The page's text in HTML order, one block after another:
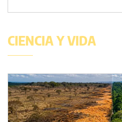
CIENCIA Y VIDA